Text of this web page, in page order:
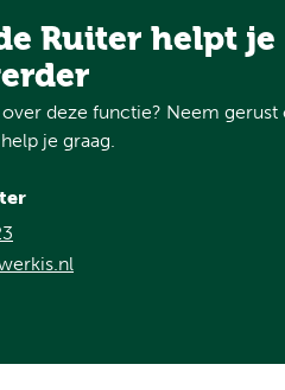
Ruiter helpt je
deze functie? Neem
je graag.